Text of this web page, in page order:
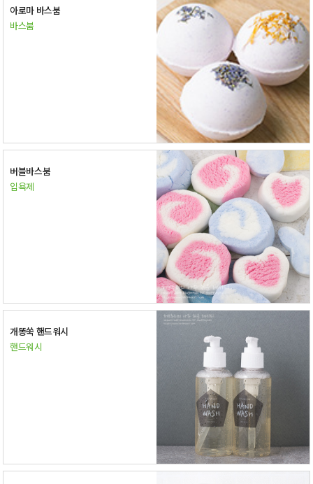
아로마 바스붐
바스붐
버블바스붐
입욕제
개똥쑥 핸드워시
핸드워시